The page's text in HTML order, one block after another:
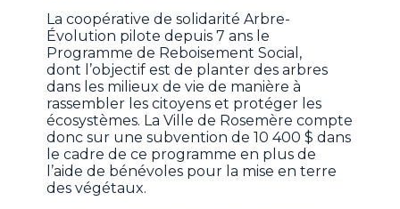
La coopérative de solidarité Arbre-
Évolution pilote depuis 7 ans le
Programme de Reboisement Social,
dont l’objectif est de planter des arbres
dans les milieux de vie de manière à
rassembler les citoyens et protéger les
écosystèmes. La Ville de Rosemère compte
donc sur une subvention de 10 400 $ dans
le cadre de ce programme en plus de
l’aide de bénévoles pour la mise en terre
des végétaux.